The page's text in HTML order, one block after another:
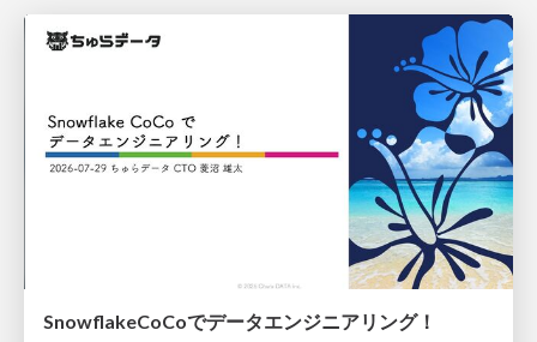
SnowflakeCoCoでデータエンジニアリング！